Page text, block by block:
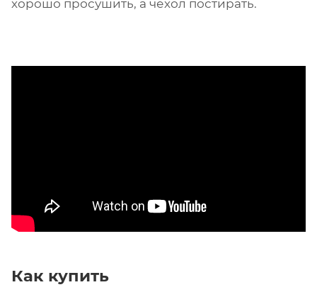
хорошо просушить, а чехол постирать.
Как купить